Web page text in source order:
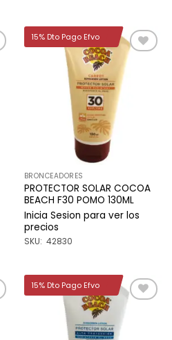
Añadir
BRONCEADORES
PROTECTOR SOLAR COCOA
BEACH F30 POMO 130ML
Inicia Sesion para ver los
precios
SKU: 42830
15% Dto Pago Efvo
15% Dto Pago Efvo